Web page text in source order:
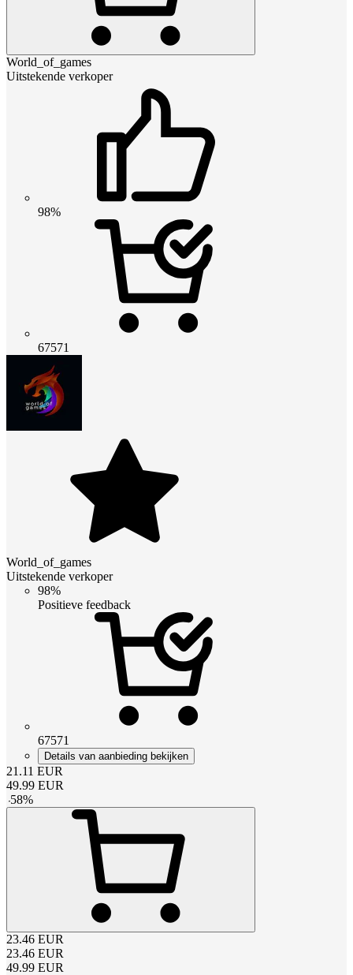
World_of_games
Uitstekende verkoper
98%
67571
World_of_games
Uitstekende verkoper
98%
Positieve feedback
67571
Details van aanbieding bekijken
21.11 EUR
49.99 EUR
-58%
23.46 EUR
23.46 EUR
49.99 EUR